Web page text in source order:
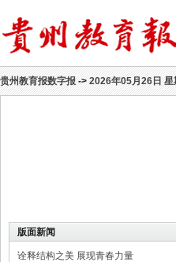
贵州教育报数字报->2026年05月26日 星
版面新闻
诠释结构之美 展现青春力量